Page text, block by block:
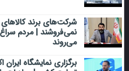
شرکت‌های برند کالاهای
نمی‌فروشند | مردم
می‌روند
برگزاری نمایشگاه